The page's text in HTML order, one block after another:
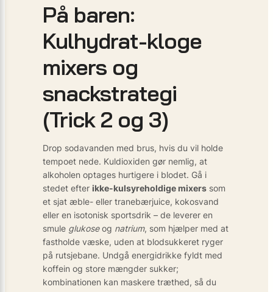
På baren:
Kulhydrat-kloge
mixers og
snackstrategi
(Trick 2 og 3)
Drop sodavanden med brus, hvis du vil holde
tempoet nede. Kuldioxiden gør nemlig, at
alkoholen optages hurtigere i blodet. Gå i
stedet efter ikke-kulsyreholdige mixers som
et sjat æble- eller tranebærjuice, kokosvand
eller en isotonisk sportsdrik – de leverer en
smule glukoseog natrium, som hjælper med at
fastholde væske, uden at blodsukkeret ryger
på rutsjebane. Undgå energidrikke fyldt med
koffein og store mængder sukker;
kombinationen kan maskere træthed, så du